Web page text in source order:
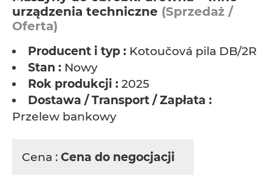
urządzenia techniczne (Sprzedaż /
Oferta)
Producent i typ : Kotoučová pila DB/2R
Stan : Nowy
Rok produkcji : 2025
Dostawa / Transport / Zapłata :
Przelew bankowy
Cena : Cena do negocjacji